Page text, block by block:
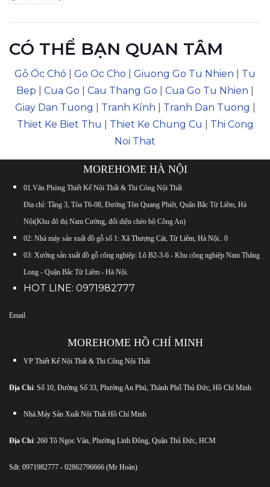
CÓ THỂ BẠN QUAN TÂM
Gỗ Óc Chó Go Oc Cho Giuong Go Tu Nhien
Tu
Bep
Cua Go Cau Thang Go Cua Go Tu Nhien
Giay Dan Tuong
Tranh Kính Tranh Dan Tuong
Thiet Ke Biet Thu
Thiet Ke Chung Cu
Thi Cong
Noi That
MOREHOME HÀ NỘI
01.Văn Phòng Thiết Kế Nội Thất & Thi Công Nội Thất
Điạ chỉ: Tầng 3, Tòa T6-08, Đường Tôn Quang Phiệt, Quận Bắc Từ Liêm, Hà
Nội(Khu đô thị Nam Cường, đối diện chéo bộ Công An)
02: Nhà máy sản xuất đồ gỗ số 1: Xã Thượng Cát, Từ Liêm, Hà Nội.. 0
03: Xưởng sản xuất đồ gỗ công nghiệp: Lô B2-3-6 - Khu công nghiệp Nam Thăng
Long - Quận Bắc Từ Liêm - Hà Nội.
HOT LINE: 0971982777
Email
MOREHOME HỒ CHÍ MINH
VP Thiết Kế Nội Thất & Thi Công Nội Thất
Địa Chỉ: Số 10, Đường Số 33, Phường An Phú, Thành Phố Thủ Đức, Hồ Chí Minh
Nhà Máy Sản Xuất Nội Thất Hồ Chí Minh
Địa Chỉ: 260 Tô Ngọc Vân, Phường Linh Đông, Quận Thủ Đức, HCM
Sđt: 0971982777 - 02862796666 (Mr Hoàn)